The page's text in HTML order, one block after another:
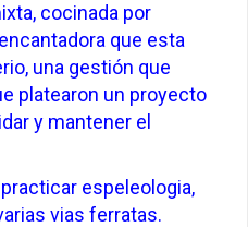
cocinada por
que esta
una gestión que
platearon un proyecto
y mantener el
espeleologia,
vias ferratas.